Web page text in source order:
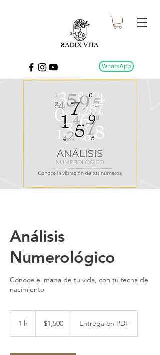
WhatsApp
Análisis
Numerológico
Conoce el mapa de tu vida, con tu fecha de
nacimiento
1 h
mexicanos
$1,500 Entrega en PDF